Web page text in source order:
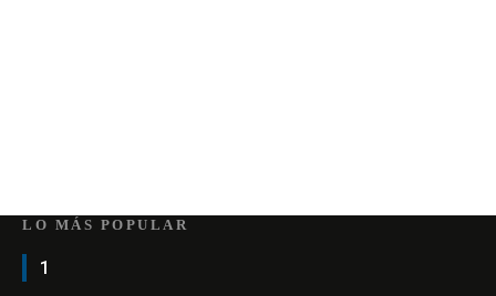
LO MÁS POPULAR
1